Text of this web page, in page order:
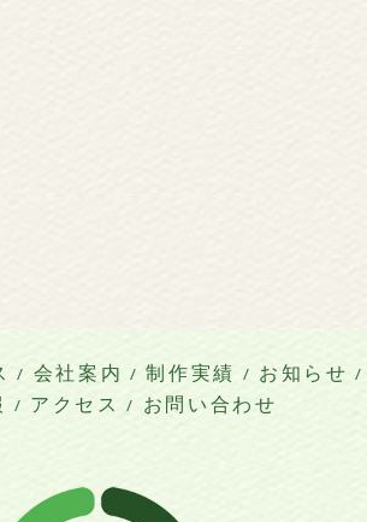
/ 会社案内 /制作実績 / お知らせ /
/ アクセス / お問い合わせ